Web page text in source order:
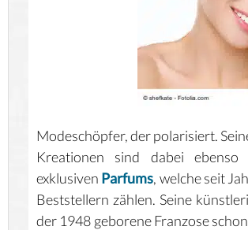
Modeschöpfer, der polarisiert.
Kreationen sind dabei
exklusiven Parfums, welche seit
Beststellern zählen. Seine
der 1948 geborene Franzose